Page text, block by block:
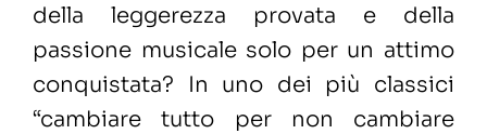
della leggerezza provata e della
passione musicale solo per un attimo
conquistata? In uno dei più classici
“cambiare tutto per non cambiare